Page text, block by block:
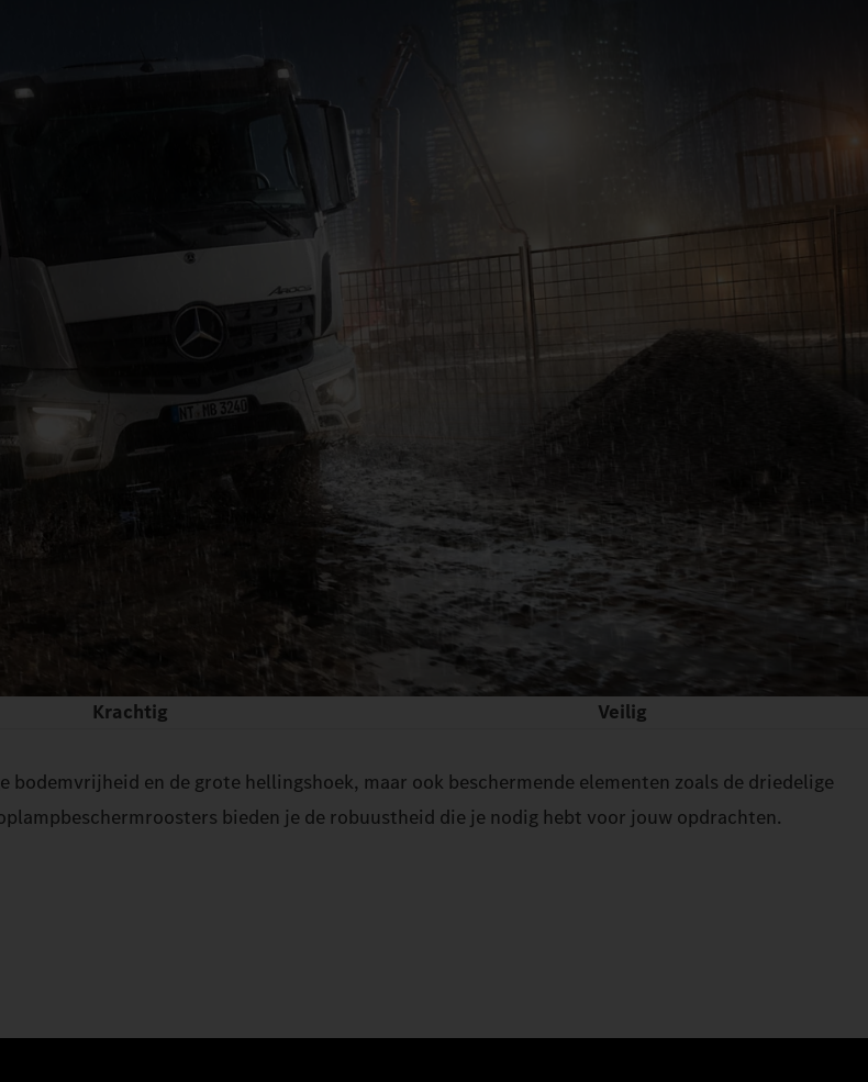
Krachtig Veilig
bodemvrijheid en de grote hellingshoek, maar ook beschermende elementen zoals de driedelige
bieden je de robuustheid die je nodig hebt voor jouw opdrachten.